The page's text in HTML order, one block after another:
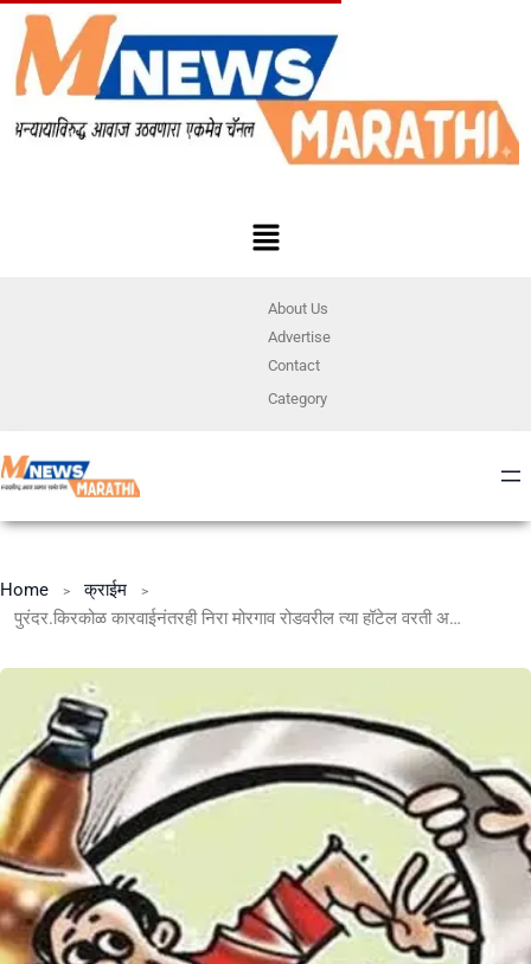
About Us
Advertise
Contact
Category
Home
क्राईम
पुरंदर.किरकोळ कारवाईनंतरही निरा मोरगाव रोडवरील त्या हॉटेल वरती अवैद्य दारू विक्री सुरूच. पोलिसांची कारवाई फक्त नावापुरतीच?